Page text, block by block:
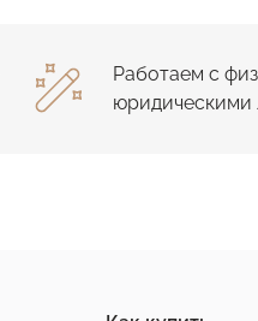
Работаем с
юридическими